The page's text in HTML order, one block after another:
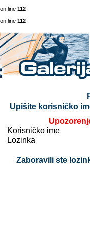
on line 112
on line 112
Upišite korisničko
Korisničko ime
Lozinka
Zaboravili ste